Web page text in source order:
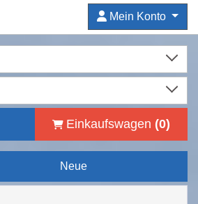
Mein Konto
Einkaufswagen (0)
Neue